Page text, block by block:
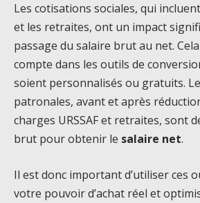
Les cotisations sociales, qui
et les retraites, ont un impact
passage du salaire brut au net.
compte dans les outils de
soient personnalisés ou gratuits.
patronales, avant et après
charges URSSAF et retraites, sont
brut pour obtenir le salaire net.
Il est donc important d’utiliser ces
votre pouvoir d’achat réel et